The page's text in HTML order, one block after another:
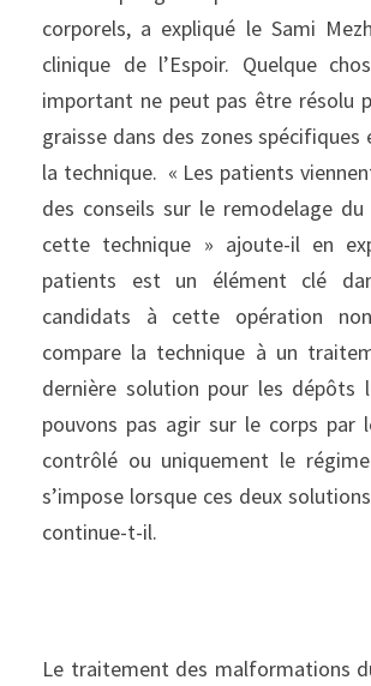
corporels, a expliqué le Sami
clinique de l’Espoir. Quelque
important ne peut pas être résolu
graisse dans des zones
la technique. « Les patients
des conseils sur le remodelage
cette technique » ajoute-il en
patients est un élément clé
candidats à cette opération
compare la technique à un
dernière solution pour les dépôts
pouvons pas agir sur le corps par
contrôlé ou uniquement le
s’impose lorsque ces deux
continue-t-il.
Le traitement des malformations